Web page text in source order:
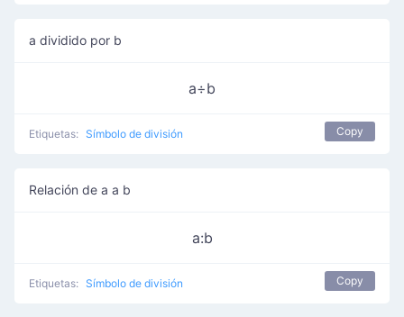
a dividido por b
a÷b
Etiquetas: Símbolo de división Copy
Relación de a a b
a:b
Etiquetas: Símbolo de división Copy